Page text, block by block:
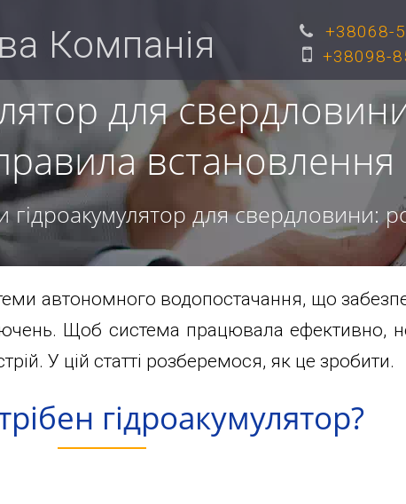
Компанія
+38068-
+38098-
для
встановлення
гідроакумулятор для свердловини:
автономного водопостачання, що
Щоб система працювала ефективно,
У цій статті розберемося, як це зробити.
гідроакумулятор?